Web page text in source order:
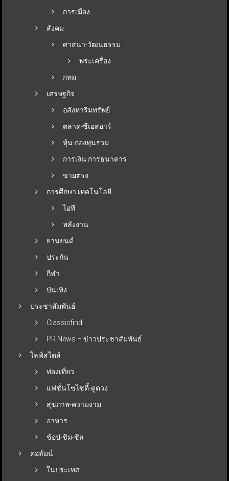
การเมือง
สังคม
ศาสนา-วัฒนธรรม
พระเครื่อง
กทม
เศรษฐกิจ
อสังหาริมทรัพย์
ตลาด-ซีเอสอาร์
หุ้น-กองทุนรวม
การเงิน การธนาคาร
ขายตรง
การศึกษา เทคโนโลยี
ไอที
พลังงาน
ยานยนต์
ประกัน
กีฬา
บันเทิง
ประชาสัมพันธ์
Classicfind
PR News – ข่าวประชาสัมพันธ์
ไลฟ์สไตล์
ท่องเที่ยว
แฟชั่นโซไซตี้-ดูดวง
สุขภาพ-ความงาม
อาหาร
ช้อป-ชิม-ชิล
คอลัมน์
ในประเทศ